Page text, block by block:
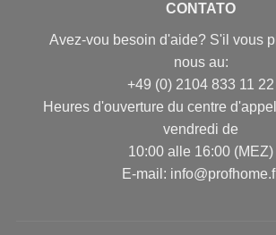
CONTATO
Avez-vou besoin d'aide? S'il vous
nous au:
+49 (0) 2104 833 11 22
Heures d'ouverture du centre
vendredi de
10:00 alle 16:00 (MEZ)
E-mail: